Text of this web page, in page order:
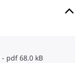
pdf 68.0 kB